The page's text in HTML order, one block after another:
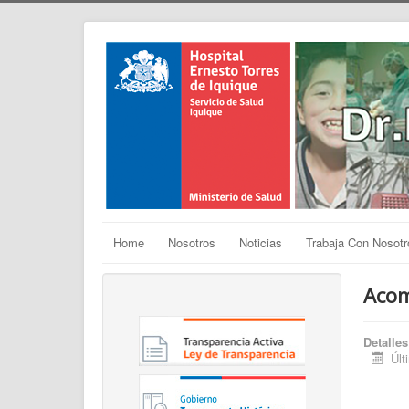
Home Nosotros Noticias Trabaja Con
Detalles